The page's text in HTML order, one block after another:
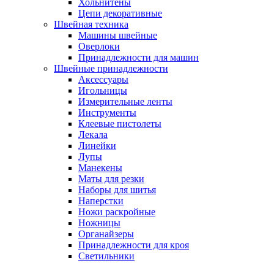
Хольнитены
Цепи декоративные
Швейная техника
Машины швейные
Оверлоки
Принадлежности для машин
Швейные принадлежности
Аксессуары
Игольницы
Измерительные ленты
Инструменты
Клеевые пистолеты
Лекала
Линейки
Лупы
Манекены
Маты для резки
Наборы для шитья
Наперстки
Ножи раскройные
Ножницы
Органайзеры
Принадлежности для кроя
Светильники